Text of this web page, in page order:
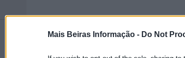
Mais Beiras Informação - Do Not